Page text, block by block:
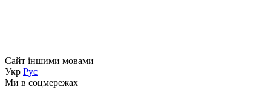
Сайт іншими мовами
Укр Рус
Ми в соцмережах